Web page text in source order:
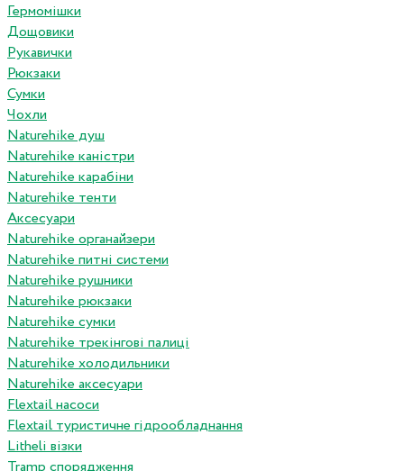
Гермомішки
Дощовики
Рукавички
Рюкзаки
Сумки
Чохли
Naturehike душ
Naturehike каністри
Naturehike карабіни
Naturehike тенти
Аксесуари
Naturehike органайзери
Naturehike питні системи
Naturehike рушники
Naturehike рюкзаки
Naturehike сумки
Naturehike трекінгові палиці
Naturehike холодильники
Naturehike аксесуари
Flextail насоси
Flextail туристичне гідрообладнання
Litheli візки